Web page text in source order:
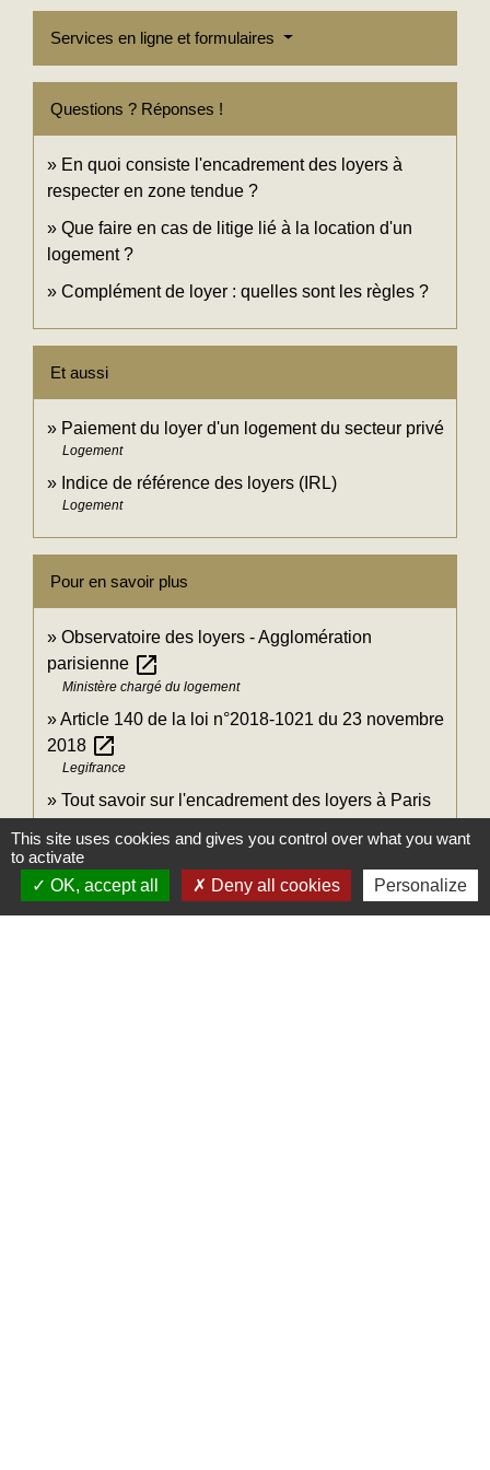
Services en ligne et formulaires
Questions ? Réponses !
En quoi consiste l'encadrement des loyers à
respecter en zone tendue ?
Que faire en cas de litige lié à la location d'un
logement ?
Complément de loyer : quelles sont les règles ?
Et aussi
Paiement du loyer d'un logement du secteur privé
Logement
Indice de référence des loyers (IRL)
Logement
Pour en savoir plus
Observatoire des loyers - Agglomération
parisienne open_in_new
Ministère chargé du logement
Article 140 de la loi n°2018-1021 du 23 novembre
2018 open_in_new
Legifrance
Tout savoir sur l'encadrement des loyers à Paris
open_in_new
Direction régionale et interdépartementale de l'hébergement et du
logement (DRIHL) Ile-de-France
Paris : arrêtés fixant les loyers de référenceopen_in_new
This site uses cookies and gives you control over what you want
to activate
OK, accept all
Deny all cookies Personalize